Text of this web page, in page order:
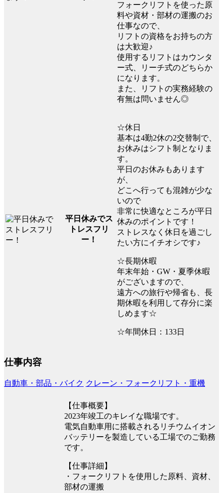
フォークリフトを使った原
料や資材・部材の運搬のお
仕事なので、
リフトの資格をお持ちの方
は大歓迎♪
使用するリフトはカウンタ
ー式、リーチ式のどちらか
になります。
また、リフトの実務経験の
有無は問いません◎
平日休みでス
トレスフリ
ー！
☆休日
基本は4勤2休の2交替制で、
お休みはシフト制となりま
す。
平日のお休みもあります
が、
どこへ行っても混雑が少な
いので
非常に快適なところが平日
休みのポイントです！
ストレスなく休日を過ごし
たい方にイチオシです♪
☆長期休暇
年末年始・GW・夏季休暇
がございますので、
遠方への旅行や帰省も、長
期休暇を利用して存分に楽
しめます☆
☆年間休日：133日
仕事内容
自動車・部品・バイク クレーン・フォークリフト・重機
【仕事概要】
2023年竣工のキレイな職場です。
電気自動車用に搭載されるリチウムイオン
バッテリーを製造している工場でのご勤務
です。
【仕事詳細】
・フォークリフトを使用した原料、資材、
部材の運搬